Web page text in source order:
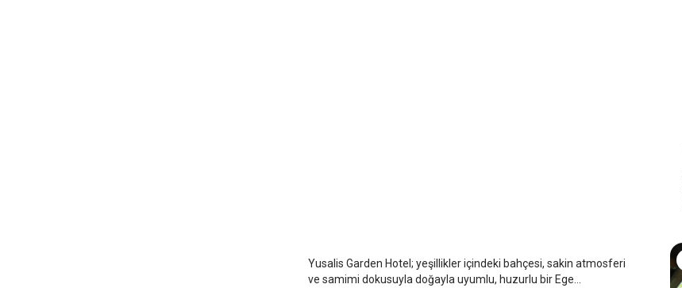
Yusalis Garden Hotel; yeşillikler içindeki bahçesi, sakin atmosferi
ve samimi dokusuyla doğayla uyumlu, huzurlu bir Ege